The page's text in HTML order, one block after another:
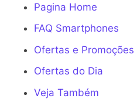
Pagina Home
FAQ Smartphones
Ofertas e Promoções
Ofertas do Dia
Veja Também